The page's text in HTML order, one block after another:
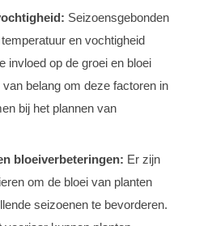
Seizoensgebonden
en vochtigheid
invloed op de groei en bloei
belang om deze factoren in
bij het plannen van
bloeiverbeteringen: Er zijn
om de bloei van planten
seizoenen te bevorderen.